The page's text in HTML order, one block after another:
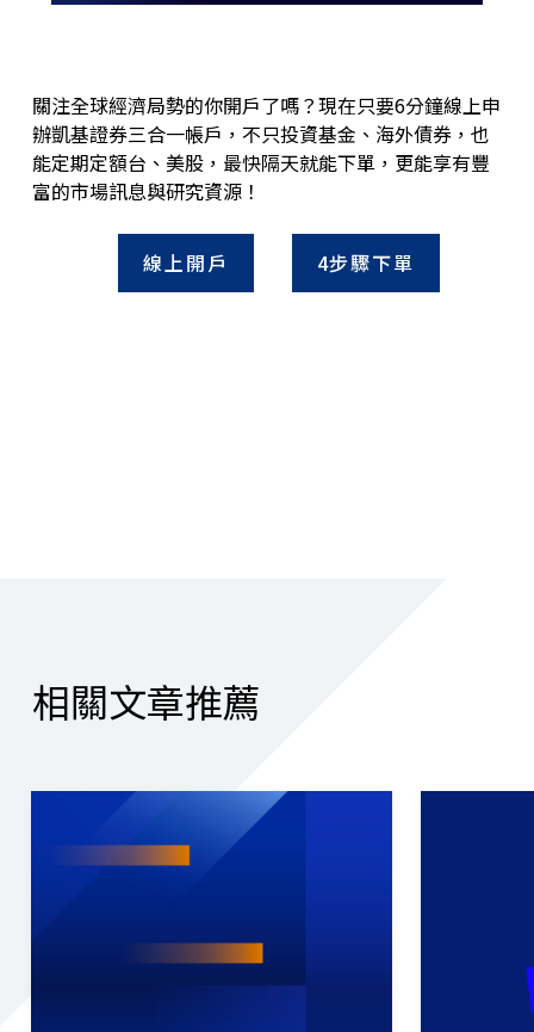
關注全球經濟局勢的你開戶了嗎？現在只要6分鐘線上申
辦凱基證券三合一帳戶，不只投資基金、海外債券，也
能定期定額台、美股，最快隔天就能下單，更能享有豐
富的市場訊息與研究資源！
線上開戶 4步驟下單
相關文章推薦